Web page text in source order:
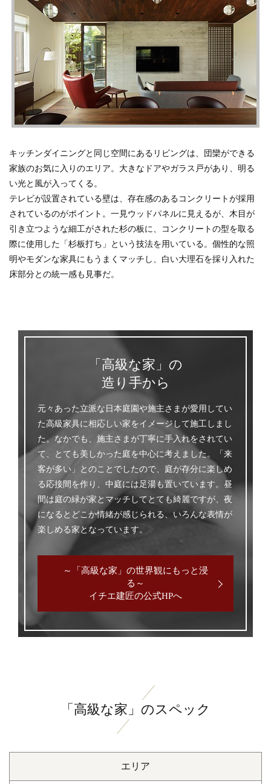
キッチンダイニングと同じ空間にあるリビングは、団欒ができる
家族のお気に入りのエリア。大きなドアやガラス戸があり、明る
い光と風が入ってくる。
テレビが設置されている壁は、存在感のあるコンクリートが採用
されているのがポイント。一見ウッドパネルに見えるが、木目が
引き立つような細工がされた杉の板に、コンクリートの型を取る
際に使用した「杉板打ち」という技法を用いている。個性的な照
明やモダンな家具にもうまくマッチし、白い大理石を採り入れた
床部分との統一感も見事だ。
「高級な家」の
造り手から
元々あった立派な日本庭園や施主さまが愛用してい
た高級家具に相応しい家をイメージして施工しまし
た。なかでも、施主さまが丁寧に手入れをされてい
て、とても美しかった庭を中心に考えました。「来
客が多い」とのことでしたので、庭が存分に楽しめ
る応接間を作り、中庭には足湯も置いています。昼
間は庭の緑が家とマッチしてとても綺麗ですが、夜
になるとどこか情緒が感じられる、いろんな表情が
楽しめる家となっています。
～「高級な家」の世界観にもっと浸
る～
イチエ建匠の公式HPへ
「高級な家」のスペック
エリア